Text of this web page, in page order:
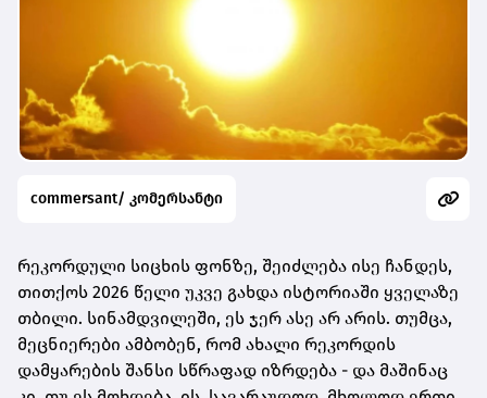
commersant/ კომერსანტი
რეკორდული სიცხის ფონზე, შეიძლება ისე ჩანდეს,
თითქოს 2026 წელი უკვე გახდა ისტორიაში ყველაზე
თბილი. სინამდვილეში, ეს ჯერ ასე არ არის. თუმცა,
მეცნიერები ამბობენ, რომ ახალი რეკორდის
დამყარების შანსი სწრაფად იზრდება - და მაშინაც